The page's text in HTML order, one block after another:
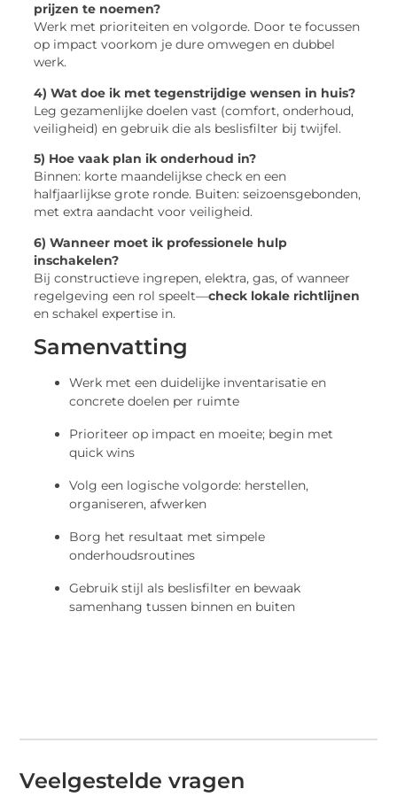
prijzen te noemen?
Werk met prioriteiten en volgorde. Door te focussen
op impact voorkom je dure omwegen en dubbel
werk.
4) Wat doe ik met tegenstrijdige wensen in huis?
Leg gezamenlijke doelen vast (comfort, onderhoud,
veiligheid) en gebruik die als beslisfilter bij twijfel.
5) Hoe vaak plan ik onderhoud in?
Binnen: korte maandelijkse check en een
halfjaarlijkse grote ronde. Buiten: seizoensgebonden,
met extra aandacht voor veiligheid.
6) Wanneer moet ik professionele hulp
inschakelen?
Bij constructieve ingrepen, elektra, gas, of wanneer
regelgeving een rol speelt—check lokale richtlijnen
en schakel expertise in.
Samenvatting
Werk met een duidelijke inventarisatie en
concrete doelen per ruimte
Prioriteer op impact en moeite; begin met
quick wins
Volg een logische volgorde: herstellen,
organiseren, afwerken
Borg het resultaat met simpele
onderhoudsroutines
Gebruik stijl als beslisfilter en bewaak
samenhang tussen binnen en buiten
Veelgestelde vragen